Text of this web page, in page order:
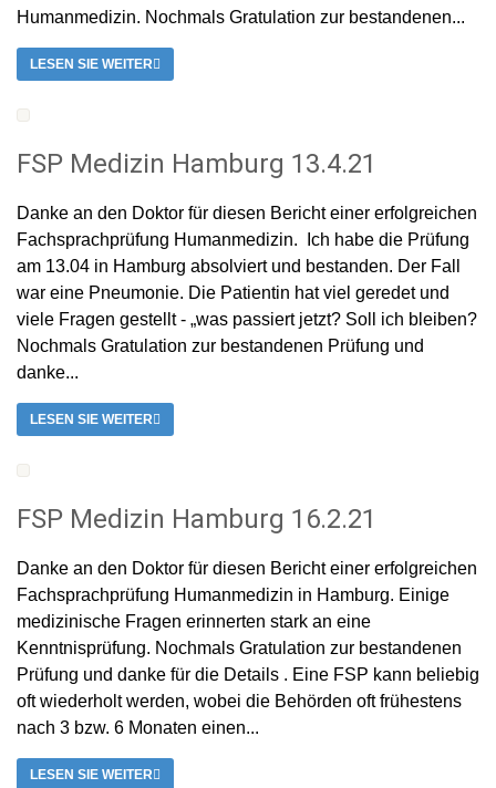
Humanmedizin. Nochmals Gratulation zur bestandenen...
LESEN SIE WEITER
FSP Medizin Hamburg 13.4.21
Danke an den Doktor für diesen Bericht einer erfolgreichen
Fachsprachprüfung Humanmedizin. Ich habe die Prüfung
am 13.04 in Hamburg absolviert und bestanden. Der Fall
war eine Pneumonie. Die Patientin hat viel geredet und
viele Fragen gestellt - „was passiert jetzt? Soll ich bleiben?
Nochmals Gratulation zur bestandenen Prüfung und
danke...
LESEN SIE WEITER
FSP Medizin Hamburg 16.2.21
Danke an den Doktor für diesen Bericht einer erfolgreichen
Fachsprachprüfung Humanmedizin in Hamburg. Einige
medizinische Fragen erinnerten stark an eine
Kenntnisprüfung. Nochmals Gratulation zur bestandenen
Prüfung und danke für die Details . Eine FSP kann beliebig
oft wiederholt werden, wobei die Behörden oft frühestens
nach 3 bzw. 6 Monaten einen...
LESEN SIE WEITER